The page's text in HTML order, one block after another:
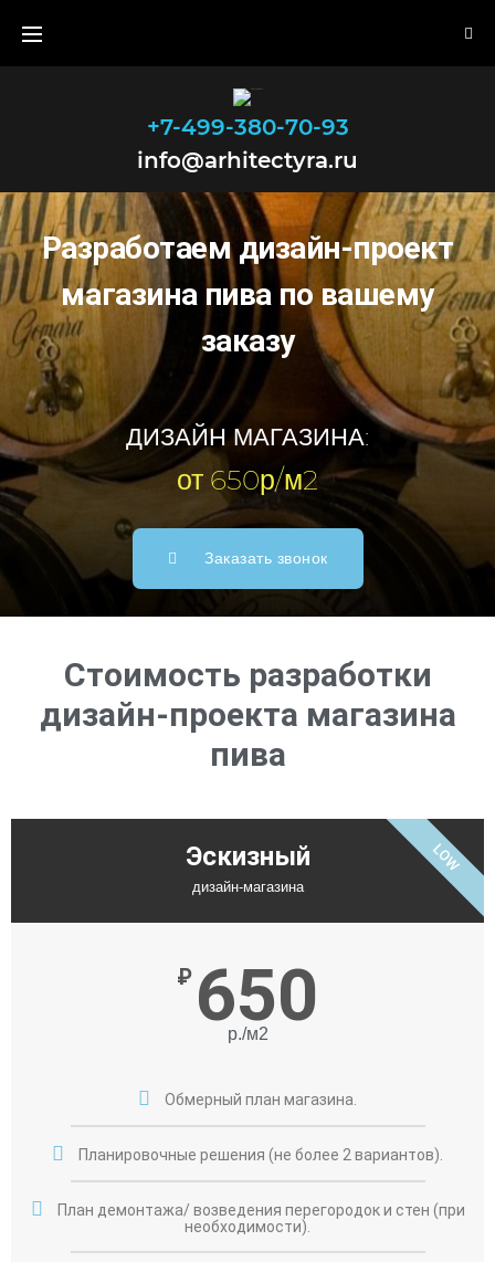
+7-499-380-70-93
info@arhitectyra.ru
Разработаем дизайн-проект
магазина пива по вашему
заказу
ДИЗАЙН МАГАЗИНА:
от 650р/м2
Заказать звонок
Стоимость разработки
дизайн-проекта магазина
пива
Эскизный
дизайн-магазина
₽ 650
р./м2
Обмерный план магазина.
Планировочные решения (не более 2 вариантов).
План демонтажа/ возведения перегородок и стен (при
необходимости).
LOW